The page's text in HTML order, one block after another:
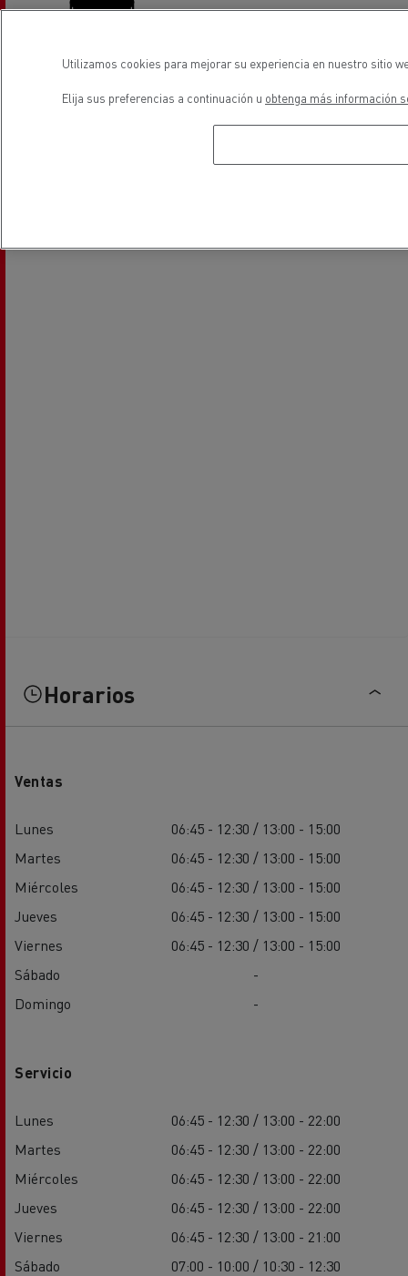
Sustitución de lunas Aire Acondicionado
Horarios
Ventas
Lunes
06:45 - 12:30 / 13:00 - 15:00
Martes
06:45 - 12:30 / 13:00 - 15:00
Miércoles
06:45 - 12:30 / 13:00 - 15:00
Jueves
06:45 - 12:30 / 13:00 - 15:00
Viernes
06:45 - 12:30 / 13:00 - 15:00
Sábado
-
Domingo
-
Servicio
Lunes
06:45 - 12:30 / 13:00 - 22:00
Martes
06:45 - 12:30 / 13:00 - 22:00
Miércoles
06:45 - 12:30 / 13:00 - 22:00
Jueves
06:45 - 12:30 / 13:00 - 22:00
Viernes
06:45 - 12:30 / 13:00 - 21:00
Sábado
07:00 - 10:00 / 10:30 - 12:30
Utilizamos cookies para mejorar su experiencia en nuestro sitio
Elija sus preferencias a continuación u obtenga más información